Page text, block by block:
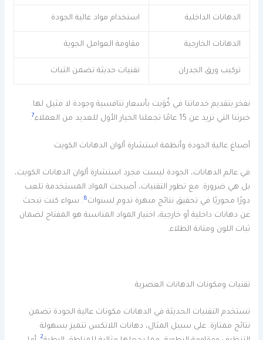
الدهانات الداخلية استخدام مواد عالية الجودة
الدهانات الخارجية مقاومة العوامل الجوية
تركيب ورق الجدران تقنيات حديثة تضمن الثبات
نفخر بتقديم خدماتنا في كُوَيت بأسعار تنافسية وجودة لا مثيل لها.
خبرتنا التي تزيد عن 15 عامًا تجعلنا الخيار الأول للعديد من العملاء
7
.
أصباغ عالية الجودة وأنظمة استشارة ألوان الدهانات الكويت
في عالم الدهانات، الجودة ليست مجرد استشارة ألوان الدهانات الكويت،
بل هي ضرورة. مع تطور التقنيات، أصبحت المواد المستخدمة تلعب
دورًا محوريًا في تحقيق نتائج مبهرة تدوم لسنوات8. سواء كنت تبحث
عن دهانات داخلية أو خارجية، اختيار المواد المناسبة هو المفتاح لضمان
ثبات اللون ومتانة الطلاء.
تقنيات ومكونات الدهانات العصرية
تستخدم التقنيات الحديثة في الدهانات مكونات عالية الجودة تضمن
نتائج ممتازة. على سبيل المثال، دهانات اللاتكس تتميز بسهولة
2